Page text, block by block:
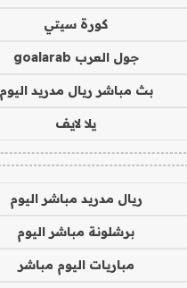
كورة سيتي
جول العرب goalarab
بث مباشر ريال مدريد اليوم
يلا لايف
ريال مدريد مباشر اليوم
برشلونة مباشر اليوم
مباريات اليوم مباشر